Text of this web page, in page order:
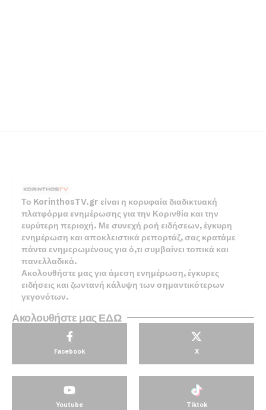
Το KorinthosTV.gr είναι η κορυφαία διαδικτυακή
πλατφόρμα ενημέρωσης για την Κορινθία και την
ευρύτερη περιοχή. Με συνεχή ροή ειδήσεων, έγκυρη
ενημέρωση και αποκλειστικά ρεπορτάζ, σας κρατάμε
πάντα ενημερωμένους για ό,τι συμβαίνει τοπικά και
πανελλαδικά.
Ακολουθήστε μας για άμεση ενημέρωση, έγκυρες
ειδήσεις και ζωντανή κάλυψη των σημαντικότερων
γεγονότων.
Ακολουθήστε μας ΕΔΩ
Facebook X
Youtube Tiktok